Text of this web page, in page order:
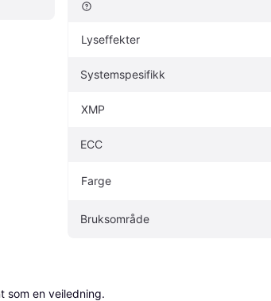
Lyseffekter
Systemspesifikk
XMP
ECC
Farge
Bruksområde
som en veiledning.